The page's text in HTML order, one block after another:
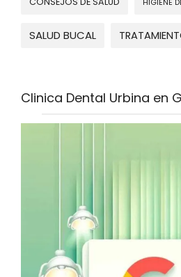
SALUD BUCAL
Clinica Dental Urbina en